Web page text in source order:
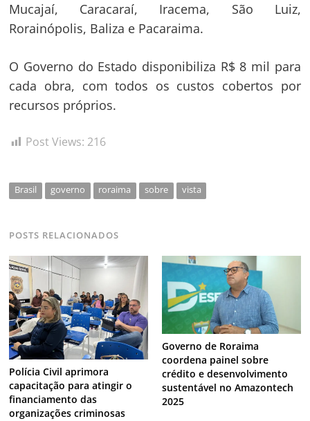
Mucajaí, Caracaraí, Iracema, São Luiz,
Rorainópolis, Baliza e Pacaraima.
O Governo do Estado disponibiliza R$ 8 mil para
cada obra, com todos os custos cobertos por
recursos próprios.
Post Views: 216
Brasil governo roraima sobre vista
POSTS RELACIONADOS
Polícia Civil aprimora
capacitação para atingir o
financiamento das
organizações criminosas
Governo de Roraima
coordena painel sobre
crédito e desenvolvimento
sustentável no Amazontech
2025